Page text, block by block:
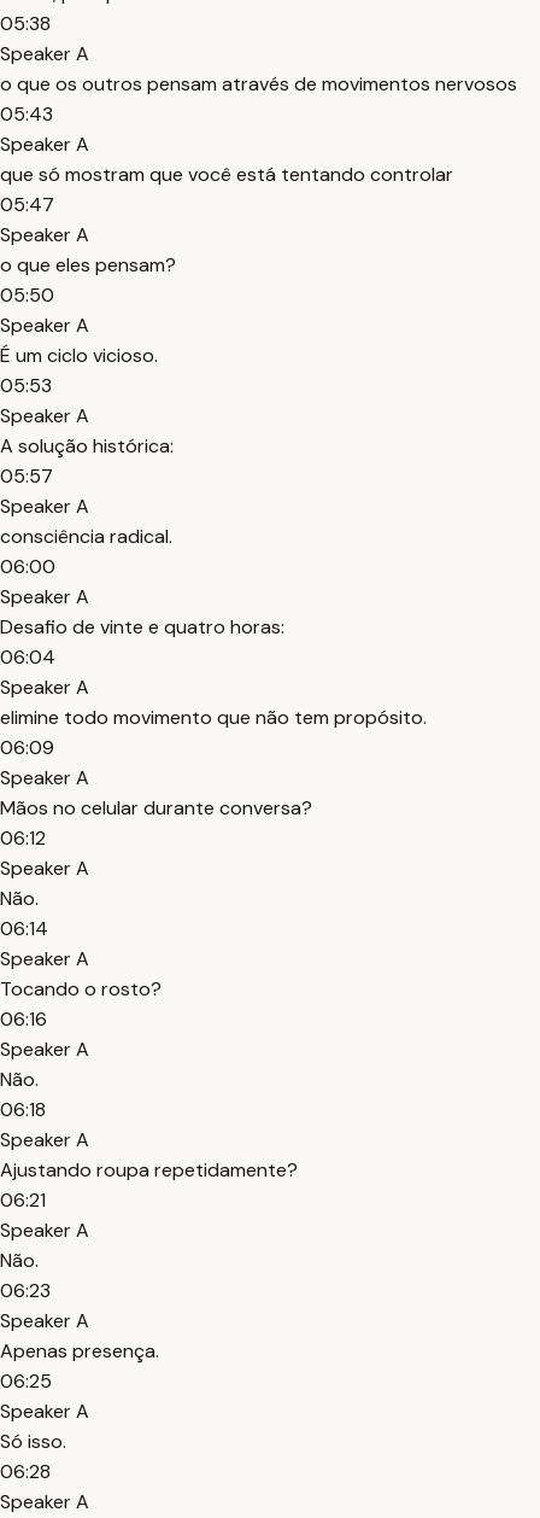
05:38
Speaker A
o que os outros pensam através de movimentos nervosos
05:43
Speaker A
que só mostram que você está tentando controlar
05:47
Speaker A
o que eles pensam?
05:50
Speaker A
É um ciclo vicioso.
05:53
Speaker A
A solução histórica:
05:57
Speaker A
consciência radical.
06:00
Speaker A
Desafio de vinte e quatro horas:
06:04
Speaker A
elimine todo movimento que não tem propósito.
06:09
Speaker A
Mãos no celular durante conversa?
06:12
Speaker A
Não.
06:14
Speaker A
Tocando o rosto?
06:16
Speaker A
Não.
06:18
Speaker A
Ajustando roupa repetidamente?
06:21
Speaker A
Não.
06:23
Speaker A
Apenas presença.
06:25
Speaker A
Só isso.
06:28
Speaker A